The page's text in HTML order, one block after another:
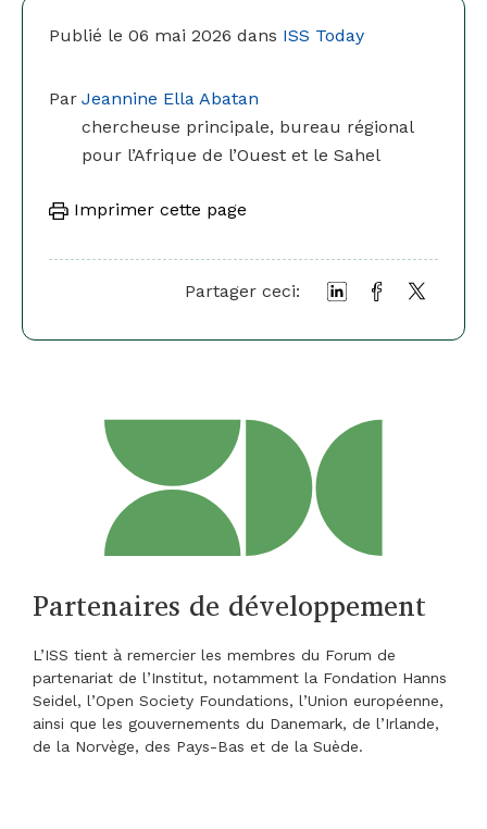
Publié le 06 mai 2026 dans ISS Today
Par Jeannine Ella Abatan
chercheuse principale, bureau régional
pour l’Afrique de l’Ouest et le Sahel
Imprimer cette page
Partager ceci:
Partenaires de développement
L’ISS tient à remercier les membres du Forum de
partenariat de l’Institut, notamment la Fondation Hanns
Seidel, l’Open Society Foundations, l’Union européenne,
ainsi que les gouvernements du Danemark, de l’Irlande,
de la Norvège, des Pays-Bas et de la Suède.